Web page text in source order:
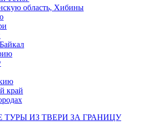
область, Хибины
край
ИЗ ТВЕРИ ЗА ГРАНИЦУ